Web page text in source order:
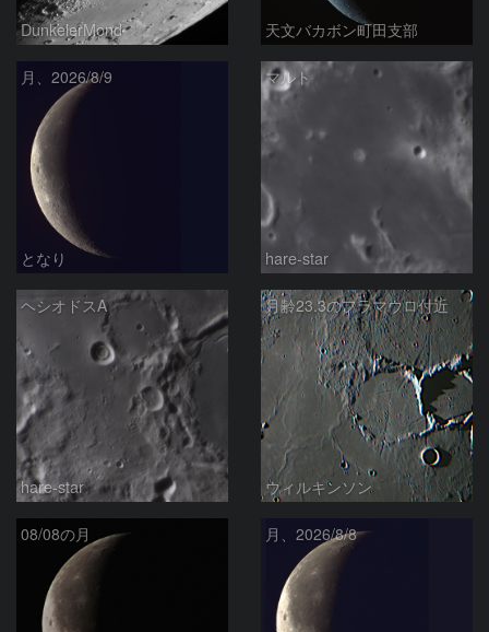
DunkelerMond 天文バカボン町田支部
月、2026/8/9
となり
マルト
hare-star
ヘシオドスA
hare-star
月齢23.3のフラマウロ付近
ウィルキンソン
08/08の月 月、2026/8/8